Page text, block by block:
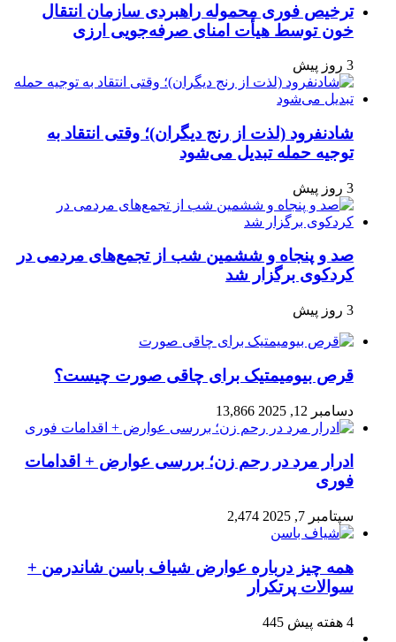
ترخیص فوری محموله راهبردی سازمان انتقال
خون توسط هیأت امنای صرفه‌جویی ارزی
3 روز پیش
شادنفرود (لذت از رنج دیگران)؛ وقتی انتقاد به
توجیه حمله تبدیل می‌شود
3 روز پیش
صد و پنجاه‌ و ششمین شب از تجمع‌های مردمی در
کردکوی برگزار شد
3 روز پیش
قرص بیومیمتیک برای چاقی صورت چیست؟
دسامبر 12, 2025 13,866
ادرار مرد در رحم زن؛ بررسی عوارض + اقدامات
فوری
سپتامبر 7, 2025 2,474
همه چیز درباره عوارض شیاف باسن شاندرمن +
سوالات پرتکرار
4 هفته پیش 445